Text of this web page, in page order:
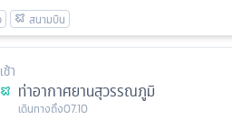
เช้า
ท่าอากาศยานสุวรรณภูมิ
เดินทางถึง07.10